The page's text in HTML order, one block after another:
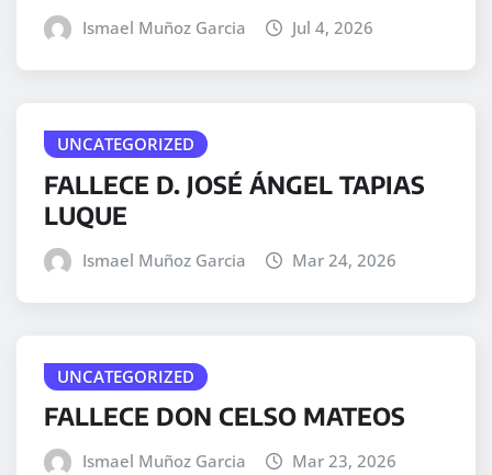
Ismael Muñoz Garcia Jul 4, 2026
UNCATEGORIZED
FALLECE D. JOSÉ ÁNGEL TAPIAS
LUQUE
Ismael Muñoz Garcia Mar 24, 2026
UNCATEGORIZED
FALLECE DON CELSO MATEOS
Ismael Muñoz Garcia Mar 23, 2026